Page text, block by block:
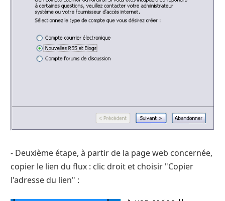
- Deuxième étape, à partir de la page web concernée,
copier le lien du flux : clic droit et choisir "Copier
l'adresse du lien" :